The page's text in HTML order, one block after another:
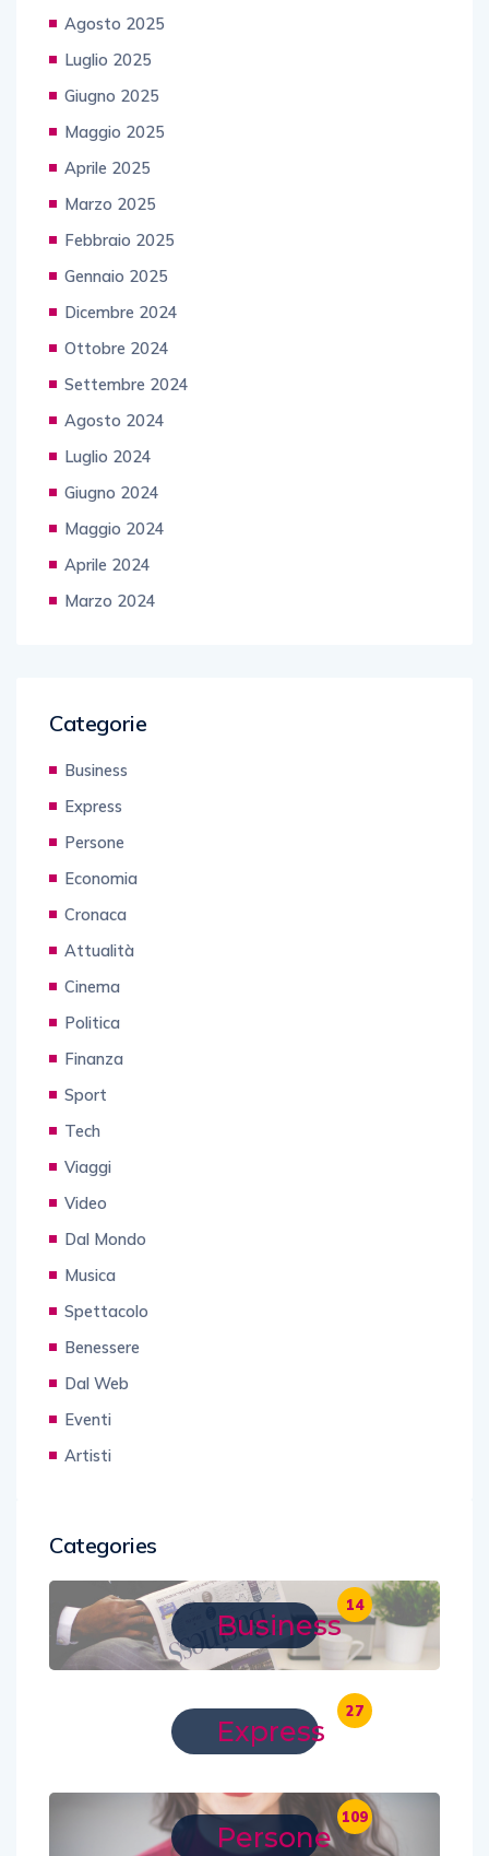
Agosto 2025
Luglio 2025
Giugno 2025
Maggio 2025
Aprile 2025
Marzo 2025
Febbraio 2025
Gennaio 2025
Dicembre 2024
Ottobre 2024
Settembre 2024
Agosto 2024
Luglio 2024
Giugno 2024
Maggio 2024
Aprile 2024
Marzo 2024
Categorie
Business
Express
Persone
Economia
Cronaca
Attualità
Cinema
Politica
Finanza
Sport
Tech
Viaggi
Video
Dal Mondo
Musica
Spettacolo
Benessere
Dal Web
Eventi
Artisti
Categories
Business
14
Express
27
Persone
109